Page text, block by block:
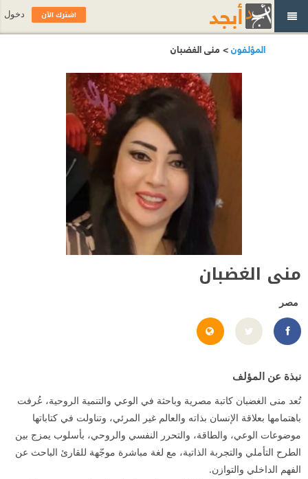
المؤلفون> منى الغضبان
منى الغضبان
مصر
https://www.facebook.com/Mona.elghdban/
نبذة عن المؤلف
تُعد منى الغضبان كاتبة مصرية وباحثة في الوعي والتنمية الروحية، عُرفت
باهتمامها بعلاقة الإنسان بذاته والعالم غير المرئي، وتناولت في كتاباتها
موضوعات الوعي، والطاقة، والتحرر النفسي والروحي، بأسلوب يمزج بين
الطرح التأملي والتجربة الذاتية، مع لغة مباشرة موجّهة للقارئ الباحث عن
الفهم الداخلي والتوازن.
اشترك الآن دخول